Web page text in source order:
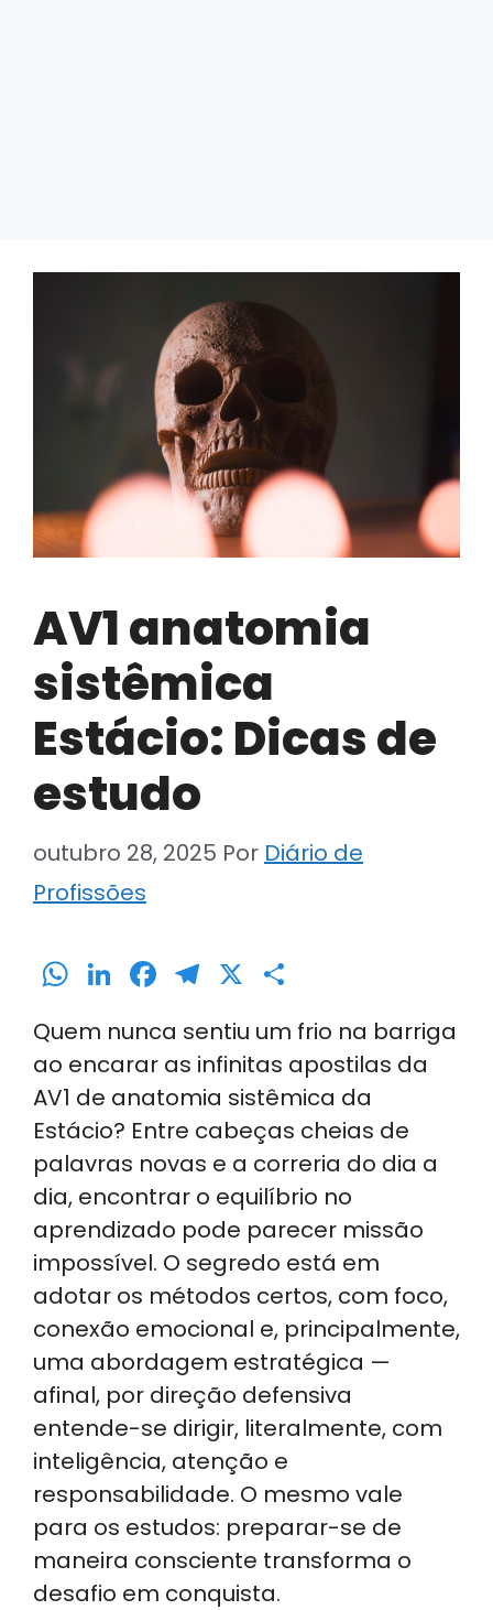
AV1 anatomia
sistêmica
Estácio: Dicas de
estudo
outubro 28, 2025 Por Diário de
Profissões
W
a
ts
A
p
p
Li
k
e
dI
n
F
c
e
b
o
o
k
T
e
gr
a
m
X
ar
e
Quem nunca sentiu um frio na barriga
ao encarar as infinitas apostilas da
AV1 de anatomia sistêmica da
Estácio? Entre cabeças cheias de
palavras novas e a correria do dia a
dia, encontrar o equilíbrio no
aprendizado pode parecer missão
impossível. O segredo está em
adotar os métodos certos, com foco,
conexão emocional e, principalmente,
uma abordagem estratégica —
afinal, por direção defensiva
entende-se dirigir, literalmente, com
inteligência, atenção e
responsabilidade. O mesmo vale
para os estudos: preparar-se de
maneira consciente transforma o
desafio em conquista.